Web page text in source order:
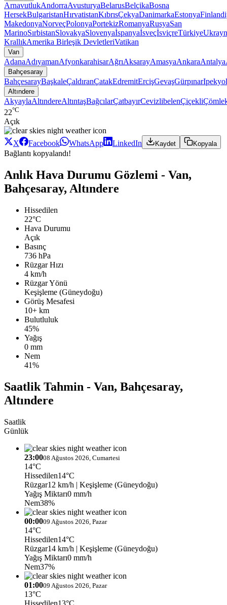
ArnavutlukAndorraAvusturyaBelarusBelçikaBosna
HersekBulgaristanHırvatistanKıbrısÇekyaDanimarkaEstonya
MakedonyaNorveçPolonyaPortekizRomanyaRusyaSan
MarinoSırbistanSlovakyaSlovenyaİspanyaİsveçİsviçreTürkiye
KrallıkAmerika Birleşik DevletleriVatikan
Van
AdanaAdıyamanAfyonkarahisarAğrıAksarayAmasyaAnkaraAntalya
Bahçesaray
BahçesarayBaşkaleÇaldıranÇatakEdremitErcişGevaşGürpınar
Altındere
AkyaylaAltındereAltıntaşBağcılarÇatbayırCevizlibelenÇiçekli
22°C
Açık
X Facebook WhatsApp LinkedIn Kaydet Kopyala
Bağlantı kopyalandı!
Anlık Hava Durumu Gözlemi - Van,
Bahçesaray, Altındere
Hissedilen
22°C
Hava Durumu
Açık
Basınç
736 hPa
Rüzgar Hızı
4 km/h
Rüzgar Yönü
Keşişleme (Güneydoğu)
Görüş Mesafesi
10+ km
Bulutluluk
45%
Yağış
0 mm
Nem
41%
Saatlik Tahmin - Van, Bahçesaray,
Altındere
Saatlik
Günlük
23:0008 Ağustos 2026, Cumartesi
14°C
Hissedilen14°C
Rüzgar12 km/h | Keşişleme (Güneydoğu)
Yağış Miktarı0 mm/h
Nem38%
00:0009 Ağustos 2026, Pazar
14°C
Hissedilen14°C
Rüzgar14 km/h | Keşişleme (Güneydoğu)
Yağış Miktarı0 mm/h
Nem37%
01:0009 Ağustos 2026, Pazar
13°C
Hissedilen13°C